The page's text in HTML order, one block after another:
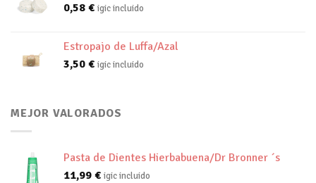
0,58 € igic incluido
Estropajo de Luffa/Azal
3,50 € igic incluido
MEJOR VALORADOS
Pasta de Dientes Hierbabuena/Dr Bronner ´s
11,99 € igic incluido